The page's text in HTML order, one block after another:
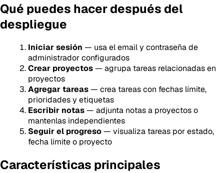
Qué puedes hacer después del
despliegue
Iniciar sesión — usa el email y contraseña de
administrador configurados
Crear proyectos— agrupa tareas relacionadas en
proyectos
Agregar tareas— crea tareas con fechas límite,
prioridades y etiquetas
Escribir notas— adjunta notas a proyectos o
mantenlas independientes
Seguir el progreso— visualiza tareas por estado,
fecha límite o proyecto
Características principales